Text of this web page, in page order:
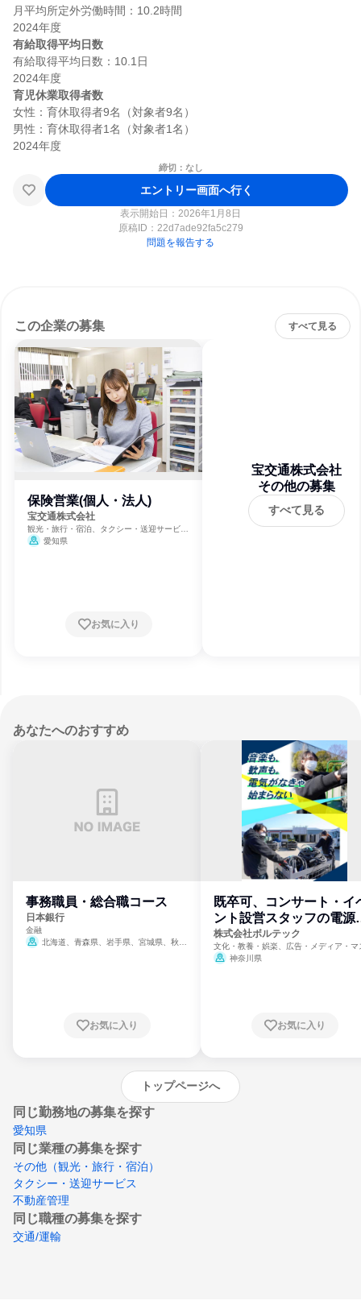
月平均所定外労働時間：10.2時間
有給取得平均日数
有給取得平均日数：10.1日
育児休業取得者数
女性：育休取得者9名（対象者9名）
男性：育休取得者1名（対象者1名）
締切：なし
エントリー画面へ行く
表示開始日：2026年1月8日
原稿ID： 22d7ade92fa5c279
問題を報告する
この企業の募集 すべて見る
保険営業(個人・法人)
宝交通株式会社
観光・旅行・宿泊、タクシー・送迎サービ
ス、不動産管理
愛知県
お気に入り
宝交通株式会社
その他の募集
すべて見る
あなたへのおすすめ
事務職員・総合職コース
日本銀行
金融
北海道、青森県、岩手県、宮城県、秋田
崎県、熊本県、大分県、宮崎県、鹿児島県、
お気に入り
既卒可、コンサート・イ
ント設営スタッフの電源
門
株式会社ボルテック
文化・教養・娯楽、広告・メディア・マ
ミ、電力・ガス・水道・エネルギー
神奈川県
お気に入り
トップページへ
同じ勤務地の募集を探す
愛知県
同じ業種の募集を探す
その他（観光・旅行・宿泊）
タクシー・送迎サービス
不動産管理
同じ職種の募集を探す
交通/運輸